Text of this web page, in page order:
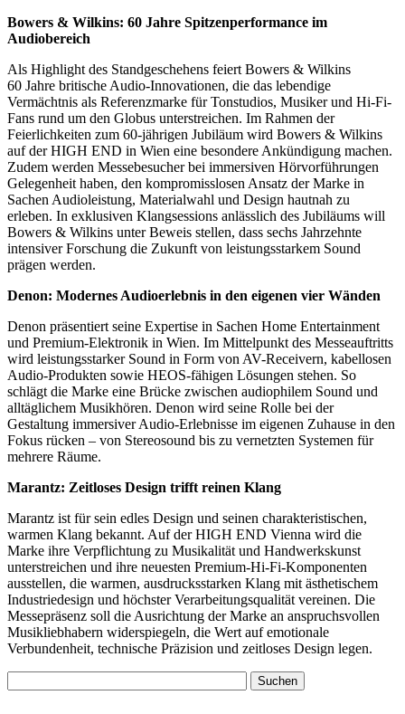
Bowers & Wilkins: 60 Jahre Spitzenperformance im
Audiobereich
Als Highlight des Standgeschehens feiert Bowers & Wilkins
60 Jahre britische Audio-Innovationen, die das lebendige
Vermächtnis als Referenzmarke für Tonstudios, Musiker und Hi-Fi-
Fans rund um den Globus unterstreichen. Im Rahmen der
Feierlichkeiten zum 60-jährigen Jubiläum wird Bowers & Wilkins
auf der HIGH END in Wien eine besondere Ankündigung machen.
Zudem werden Messebesucher bei immersiven Hörvorführungen
Gelegenheit haben, den kompromisslosen Ansatz der Marke in
Sachen Audioleistung, Materialwahl und Design hautnah zu
erleben. In exklusiven Klangsessions anlässlich des Jubiläums will
Bowers & Wilkins unter Beweis stellen, dass sechs Jahrzehnte
intensiver Forschung die Zukunft von leistungsstarkem Sound
prägen werden.
Denon: Modernes Audioerlebnis in den eigenen vier Wänden
Denon präsentiert seine Expertise in Sachen Home Entertainment
und Premium-Elektronik in Wien. Im Mittelpunkt des Messeauftritts
wird leistungsstarker Sound in Form von AV-Receivern, kabellosen
Audio-Produkten sowie HEOS-fähigen Lösungen stehen. So
schlägt die Marke eine Brücke zwischen audiophilem Sound und
alltäglichem Musikhören. Denon wird seine Rolle bei der
Gestaltung immersiver Audio-Erlebnisse im eigenen Zuhause in den
Fokus rücken – von Stereosound bis zu vernetzten Systemen für
mehrere Räume.
Marantz: Zeitloses Design trifft reinen Klang
Marantz ist für sein edles Design und seinen charakteristischen,
warmen Klang bekannt. Auf der HIGH END Vienna wird die
Marke ihre Verpflichtung zu Musikalität und Handwerkskunst
unterstreichen und ihre neuesten Premium-Hi-Fi-Komponenten
ausstellen, die warmen, ausdrucksstarken Klang mit ästhetischem
Industriedesign und höchster Verarbeitungsqualität vereinen. Die
Messepräsenz soll die Ausrichtung der Marke an anspruchsvollen
Musikliebhabern widerspiegeln, die Wert auf emotionale
Verbundenheit, technische Präzision und zeitloses Design legen.